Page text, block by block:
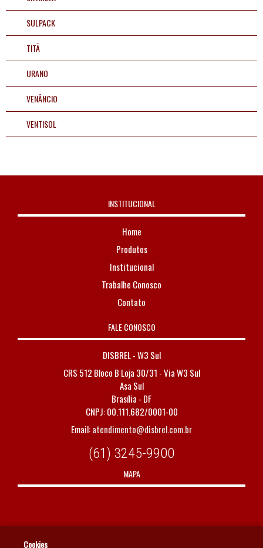
SULPACK
TITÃ
URANO
VENÂNCIO
VENTISOL
INSTITUCIONAL
Home
Produtos
Institucional
Trabalhe Conosco
Contato
FALE CONOSCO
DISBREL - W3 Sul
CRS 512 Bloco B Loja 30/31 - Via W3 Sul
Asa Sul
Brasília - DF
CNPJ: 00.111.682/0001-00
Email:atendimento@disbrel.com.br
(61) 3245-9900
MAPA
Cookies